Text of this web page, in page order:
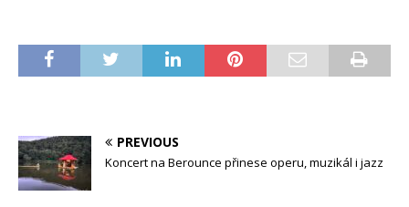
PREVIOUS
Koncert na Berounce přinese operu, muzikál i jazz